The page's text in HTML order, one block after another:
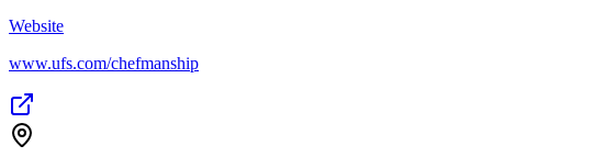
Website
www.ufs.com/chefmanship